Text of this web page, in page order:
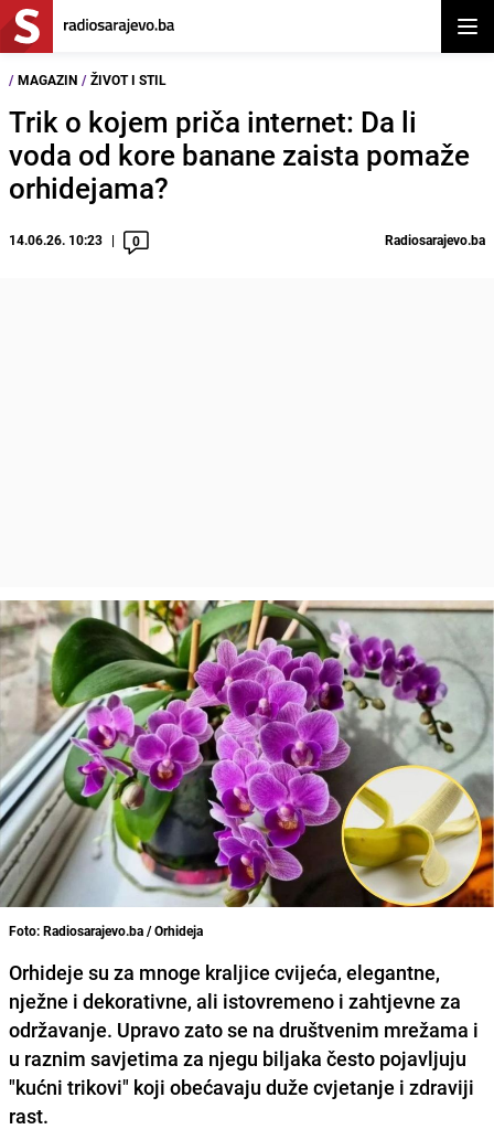
/ MAGAZIN / ŽIVOT I STIL
Trik o kojem priča internet: Da li
voda od kore banane zaista pomaže
orhidejama?
14.06.26. 10:23 0 Radiosarajevo.ba
Foto: Radiosarajevo.ba / Orhideja
Orhideje su za mnoge kraljice cvijeća, elegantne,
nježne i dekorativne, ali istovremeno i zahtjevne za
održavanje. Upravo zato se na društvenim mrežama i
u raznim savjetima za njegu biljaka često pojavljuju
"kućni trikovi" koji obećavaju duže cvjetanje i zdraviji
rast.